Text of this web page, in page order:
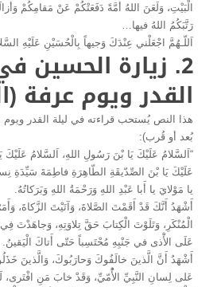
الْبَيْتِ، وَلَعَنَ اللهُ أُمَّةً دَفَعَتْكُمْ عَنْ مَقامِكُمْ
رَتَّبَكُمُ اللهُ فيها…
اَللّـهُمَّ اجْعَلْني عِنْدَكَ وَجيهاً بِالْحُسَيْنِ عَلَيْهِ
2. زيارة الحسين
القدر ويوم عرفة
هذا النص يُستحب قراءته في ليلة القدر
بُعد أو قُرب):
“اَلسَّلامُ عَلَيْكَ يَا بْنَ رَسُولِ اللهِ، اَلسَّلامُ عَلَيْكَ
عَلَيْكَ يَا بْنَ الصِّدّيقَةِ الطّاهِرَةِ فاطِمَةَ سَيِّدَةِ
يا مَوْلايَ يا أَبا عَبْدِ اللهِ وَرَحْمَةُ اللهِ وَبَرَكاتُهُ.
أَشْهَدُ أَنَّكَ قَدْ أَقَمْتَ الصَّلاةَ، وَآتَيْتَ الزَّكاةَ،
الْمُنْكَرِ، وَتَلَوْتَ الْكِتابَ حَقَّ تِلاوَتِهِ، وَجاهَدْتَ
عَلَى الأَْذى في جَنْبِهِ مُحْتَسِباً حَتّى أَتاكَ الْيَقينُ.
أَشْهَدُ أَنَّ الَّذينَ خالَفُوكَ وَحارَبُوكَ، وَالَّذينَ
عَلى لِسانِ النَّبِيِّ الأُْمّيِّ، وَقَدْ خابَ مَنِ افْتَرى،